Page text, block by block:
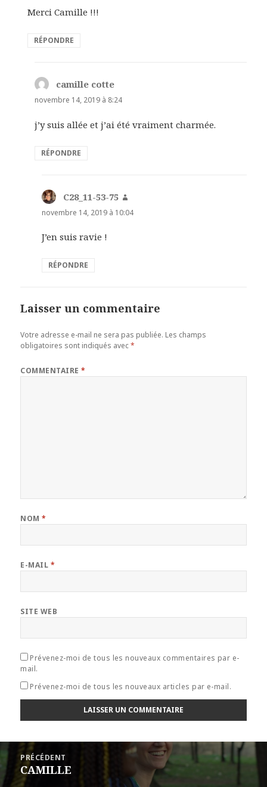
Merci Camille !!!
RÉPONDRE
camille cotte
novembre 14, 2019 à 8:24
j’y suis allée et j’ai été vraiment charmée.
RÉPONDRE
C28_11-53-75
novembre 14, 2019 à 10:04
J’en suis ravie !
RÉPONDRE
Laisser un commentaire
Votre adresse e-mail ne sera pas publiée. Les champs
obligatoires sont indiqués avec*
COMMENTAIRE*
NOM*
E-MAIL *
SITE WEB
Prévenez-moi de tous les nouveaux commentaires par e-
mail.
Prévenez-moi de tous les nouveaux articles par e-mail.
Navigation
de
l’article
PRÉCÉDENT
Article
précédent :
CAMILLE